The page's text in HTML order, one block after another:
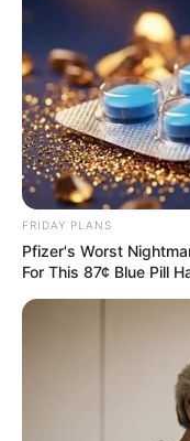
CTA FAVORITE
Remember The
Clothes And Shoes
FRIDAY PLANS
Pfizer's Worst
For This 87¢ Blue Pill